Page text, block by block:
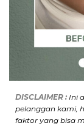
DISCLAIMER : Ini
pelanggan kami,
faktor yang bisa